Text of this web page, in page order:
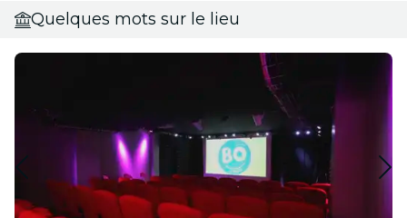
Quelques mots sur le lieu